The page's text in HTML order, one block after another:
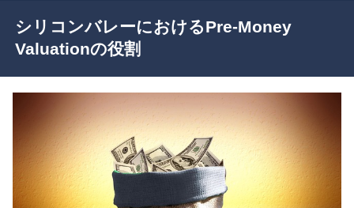
シリコンバレーにおけるPre-Money
Valuationの役割